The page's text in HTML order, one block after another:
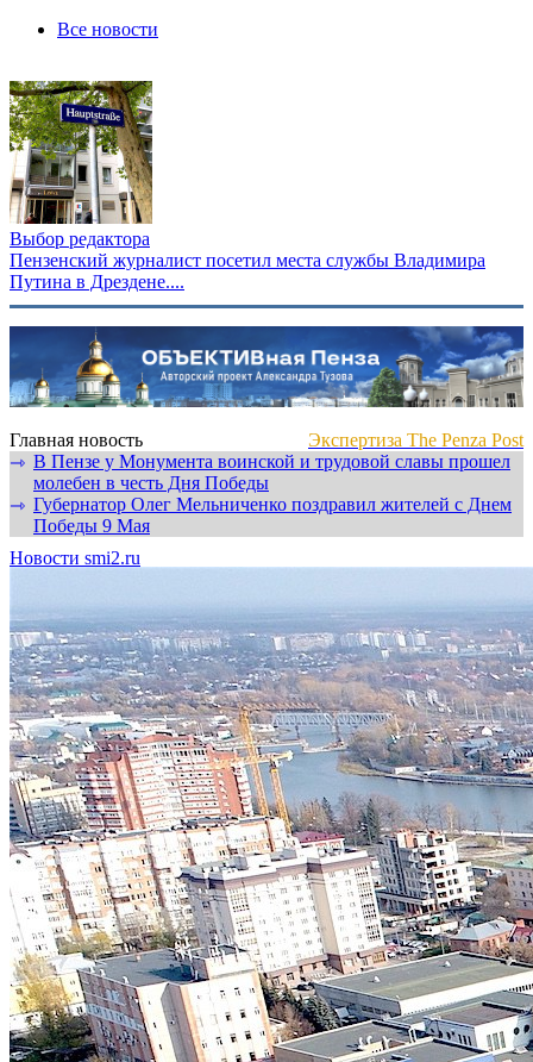
Все новости
Выбор редактора
Пензенский журналист посетил места службы Владимира
Путина в Дрездене....
Главная новость
Экспертиза The Penza Post
⇾ В Пензе у Монумента воинской и трудовой славы прошел
молебен в честь Дня Победы
⇾ Губернатор Олег Мельниченко поздравил жителей с Днем
Победы 9 Мая
Новости smi2.ru